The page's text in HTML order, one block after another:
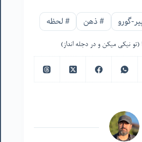
گورو #ذهن #لحظه
(تو نیکی میکن و در دجله انداز)